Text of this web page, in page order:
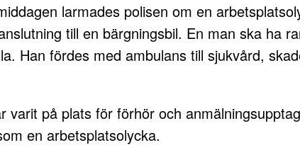
larmades polisen om en
till en bärgningsbil. En man ska ha
Han fördes med ambulans till sjukvård,
varit på plats för förhör och
en arbetsplatsolycka.